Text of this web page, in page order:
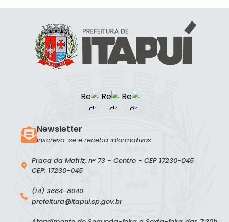
Praça da Matriz, n° 73 - Centro - CEP 17230-045
CEP: 17230-045
(14) 3664-8040
prefeitura@itapui.sp.gov.br
Newsletter
Inscreva-se e receba informativos